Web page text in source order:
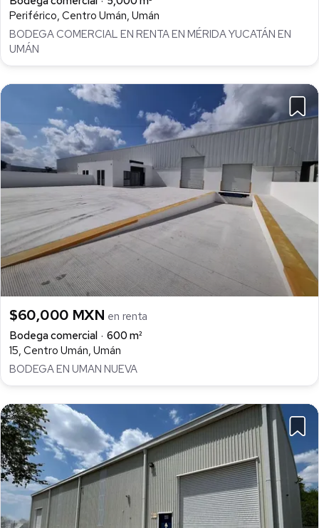
Periférico, Centro Umán, Umán
BODEGA COMERCIAL EN RENTA EN MÉRIDA YUCATÁN EN
UMÁN
$60,000 MXN en renta
Bodega comercial
600 m²
15, Centro Umán, Umán
BODEGA EN UMAN NUEVA